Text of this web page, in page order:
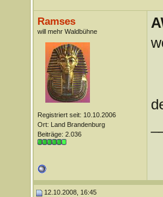
Ramses
will mehr Waldbühne
Registriert seit: 10.10.2006
Ort: Land Brandenburg
Beiträge: 2.036
12.10.2008, 16:45